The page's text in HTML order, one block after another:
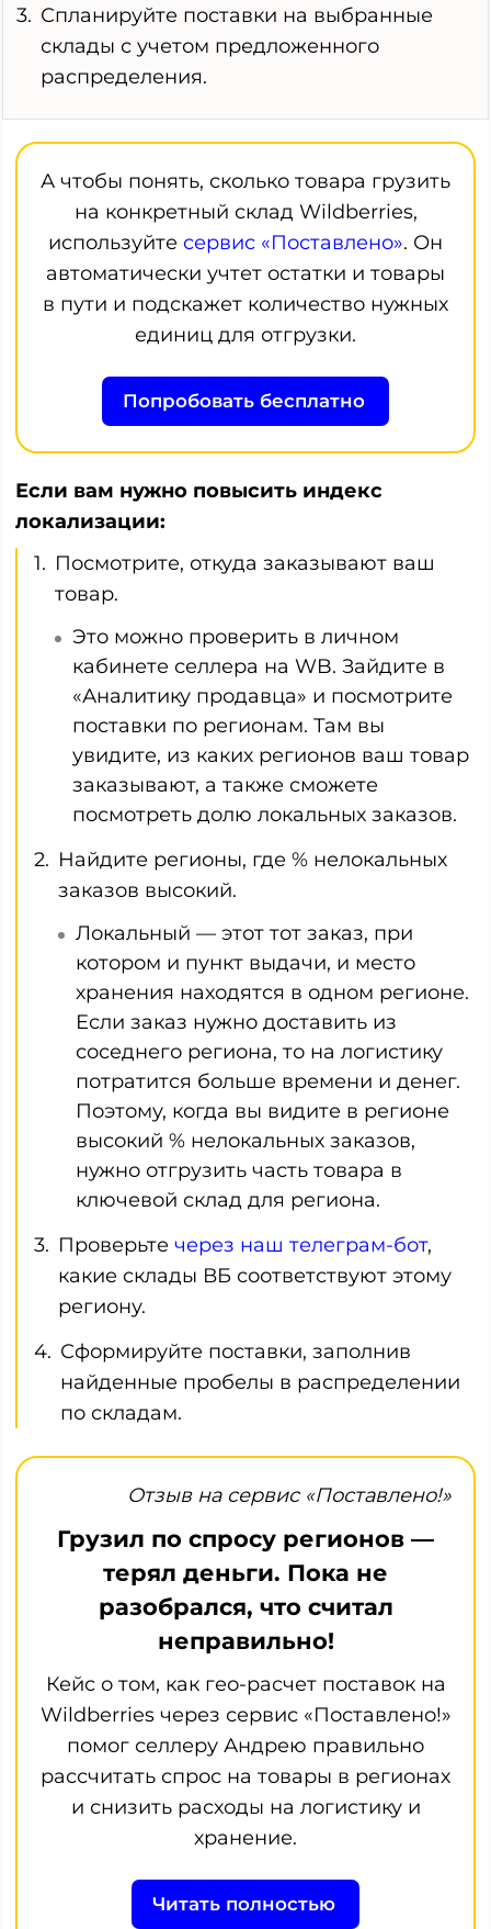
Спланируйте поставки на выбранные
склады с учетом предложенного
распределения.
А чтобы понять, сколько товара грузить
на конкретный склад Wildberries,
используйте сервис «Поставлено». Он
автоматически учтет остатки и товары
в пути и подскажет количество нужных
единиц для отгрузки.
Попробовать бесплатно
Если вам нужно повысить индекс
локализации:
Посмотрите, откуда заказывают ваш
товар.
Это можно проверить в личном
кабинете селлера на WB. Зайдите в
«Аналитику продавца» и посмотрите
поставки по регионам. Там вы
увидите, из каких регионов ваш товар
заказывают, а также сможете
посмотреть долю локальных заказов.
Найдите регионы, где % нелокальных
заказов высокий.
Локальный — этот тот заказ, при
котором и пункт выдачи, и место
хранения находятся в одном регионе.
Если заказ нужно доставить из
соседнего региона, то на логистику
потратится больше времени и денег.
Поэтому, когда вы видите в регионе
высокий % нелокальных заказов,
нужно отгрузить часть товара в
ключевой склад для региона.
Проверьте через наш телеграм-бот,
какие склады ВБ соответствуют этому
региону.
Сформируйте поставки, заполнив
найденные пробелы в распределении
по складам.
Отзыв на сервис «Поставлено!»
Грузил по спросу регионов —
терял деньги. Пока не
разобрался, что считал
неправильно!
Кейс о том, как гео-расчет поставок на
Wildberries через сервис «Поставлено!»
помог селлеру Андрею правильно
рассчитать спрос на товары в регионах
и снизить расходы на логистику и
хранение.
Читать полностью